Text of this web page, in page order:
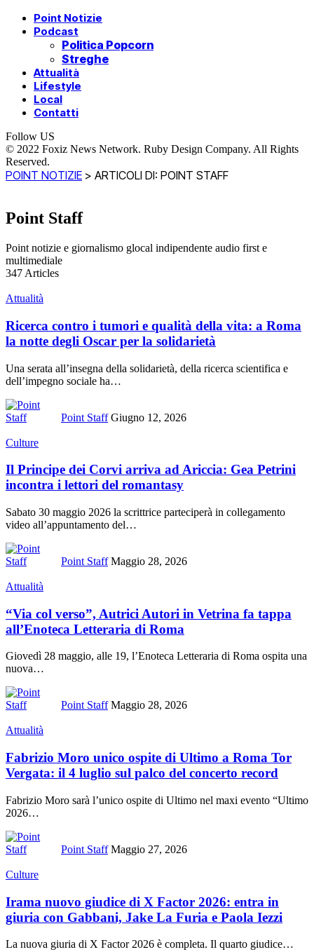
Point Notizie
Podcast
Politica Popcorn
Streghe
Attualità
Lifestyle
Local
Contatti
Follow US
© 2022 Foxiz News Network. Ruby Design Company. All Rights
Reserved.
POINT NOTIZIE > ARTICOLI DI: POINT STAFF
Point Staff
Point notizie e giornalismo glocal indipendente audio first e
multimediale
347 Articles
Attualità
Ricerca contro i tumori e qualità della vita: a Roma
la notte degli Oscar per la solidarietà
Una serata all’insegna della solidarietà, della ricerca scientifica e
dell’impegno sociale ha…
Point Staff Giugno 12, 2026
Culture
Il Principe dei Corvi arriva ad Ariccia: Gea Petrini
incontra i lettori del romantasy
Sabato 30 maggio 2026 la scrittrice parteciperà in collegamento
video all’appuntamento del…
Point Staff Maggio 28, 2026
Attualità
“Via col verso”, Autrici Autori in Vetrina fa tappa
all’Enoteca Letteraria di Roma
Giovedì 28 maggio, alle 19, l’Enoteca Letteraria di Roma ospita una
nuova…
Point Staff Maggio 28, 2026
Attualità
Fabrizio Moro unico ospite di Ultimo a Roma Tor
Vergata: il 4 luglio sul palco del concerto record
Fabrizio Moro sarà l’unico ospite di Ultimo nel maxi evento “Ultimo
2026…
Point Staff Maggio 27, 2026
Culture
Irama nuovo giudice di X Factor 2026: entra in
giuria con Gabbani, Jake La Furia e Paola Iezzi
La nuova giuria di X Factor 2026 è completa. Il quarto giudice…